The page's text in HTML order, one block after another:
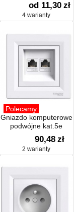
od 11,30 zł
4 warianty
Polecamy
Gniazdo komputerowe
podwójne kat.5e
90,48 zł
2 warianty